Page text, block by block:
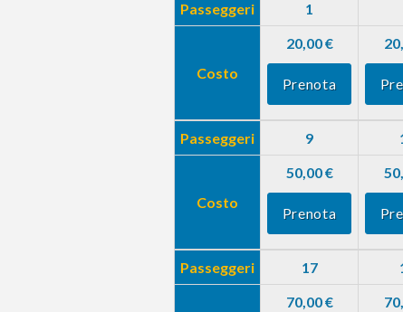
Passeggeri 1
Costo
20,00 €
Prenota
Passeggeri 9
Costo
50,00 €
Prenota
Passeggeri 17
70,00 €